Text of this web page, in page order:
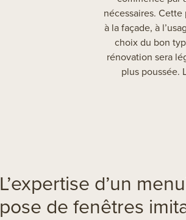
nécessaires.
à la façade, à
choix du bon
rénovation sera
plus poussée.
L’expertise d’un
pose de fenêtres